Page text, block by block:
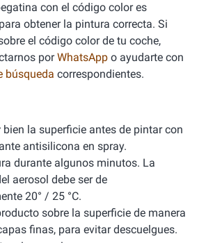
con el código color es
obtener la pintura correcta. Si
el código color de tu coche,
porWhatsApp o ayudarte con
búsqueda correspondientes.
bien la superficie antes de pintar con
antisilicona en spray.
durante algunos minutos. La
aerosol debe ser de
20° / 25 °C.
sobre la superficie de manera
finas, para evitar descuelgues.